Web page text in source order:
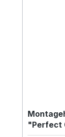
"Perfect